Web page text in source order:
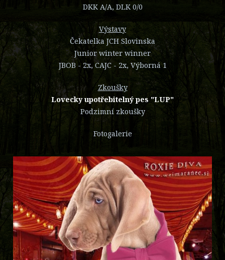
DKK A/A, DLK 0/0
Výstavy
Čekatelka JCH Slovinska
Junior winter winner
JBOB - 2x, CAJC - 2x, Výborná 1
Zkoušky
Lovecky upotřebitelný pes "LUP"
Podzimní zkoušky
Fotogalerie